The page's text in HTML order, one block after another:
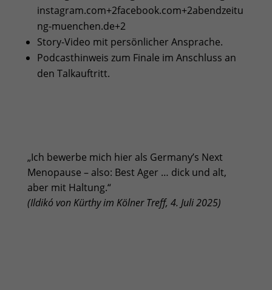
instagram.com+2facebook.com+2abendzeitu
ng-muenchen.de+2
Story-Video mit persönlicher Ansprache.
Podcasthinweis zum Finale im Anschluss an
den Talkauftritt.
„Ich bewerbe mich hier als Germany’s Next
Menopause – also: Best Ager … dick und alt,
aber mit Haltung.“
(Ildikó von Kürthy im Kölner Treff, 4. Juli 2025)